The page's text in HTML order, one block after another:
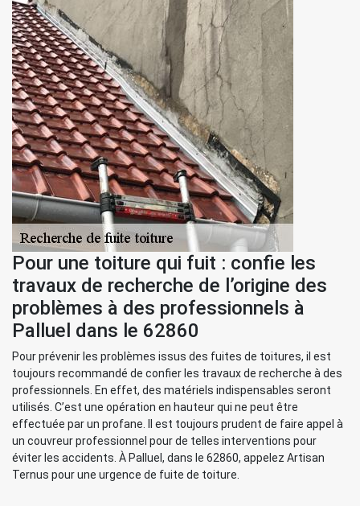
Pour une toiture qui fuit : confie les
travaux de recherche de l’origine des
problèmes à des professionnels à
Palluel dans le 62860
Pour prévenir les problèmes issus des fuites de toitures, il est
toujours recommandé de confier les travaux de recherche à des
professionnels. En effet, des matériels indispensables seront
utilisés. C’est une opération en hauteur qui ne peut être
effectuée par un profane. Il est toujours prudent de faire appel à
un couvreur professionnel pour de telles interventions pour
éviter les accidents. À Palluel, dans le 62860, appelez Artisan
Ternus pour une urgence de fuite de toiture.